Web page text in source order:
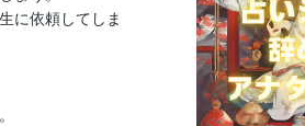
に依頼してしま